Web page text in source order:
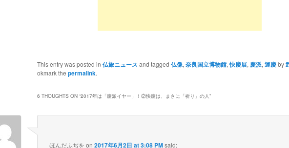
This entry was posted in 仏旅ニュース and tagged 仏像, 奈良国立博物館,快慶展, 慶派, 運慶by
okmark the permalink.
6 THOUGHTS ON “2017年は「慶派イヤー」！②快慶は、まさに「祈り」の人 ”
ほんだふぢを on2017年6月2日 at 3:08 PMsaid: